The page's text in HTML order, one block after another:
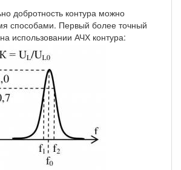
добротность контура можно
способами. Первый более точный
использовании АЧХ контура: